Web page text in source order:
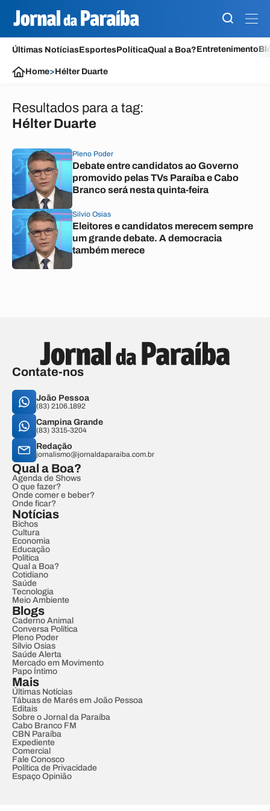
Últimas NotíciasEsportesPolíticaQual a Boa?Entretenimento
Home>Hélter Duarte
Resultados para a tag:
Hélter Duarte
Pleno Poder
Debate entre candidatos ao Governo
promovido pelas TVs Paraíba e Cabo
Branco será nesta quinta-feira
Silvio Osias
Eleitores e candidatos merecem sempre
um grande debate. A democracia
também merece
Contate-nos
João Pessoa
(83) 2106.1892
Campina Grande
(83) 3315-3204
Redação
jornalismo@jornaldaparaiba.com.br
Qual a Boa?
Agenda de Shows
O que fazer?
Onde comer e beber?
Onde ficar?
Notícias
Bichos
Cultura
Economia
Educação
Política
Qual a Boa?
Cotidiano
Saúde
Tecnologia
Meio Ambiente
Blogs
Caderno Animal
Conversa Política
Pleno Poder
Sílvio Osias
Saúde Alerta
Mercado em Movimento
Papo Íntimo
Mais
Últimas Notícias
Tábuas de Marés em João Pessoa
Editais
Sobre o Jornal da Paraíba
Cabo Branco FM
CBN Paraíba
Expediente
Comercial
Fale Conosco
Política de Privacidade
Espaço Opinião